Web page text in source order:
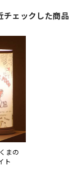
チェックした商品
まの
ト